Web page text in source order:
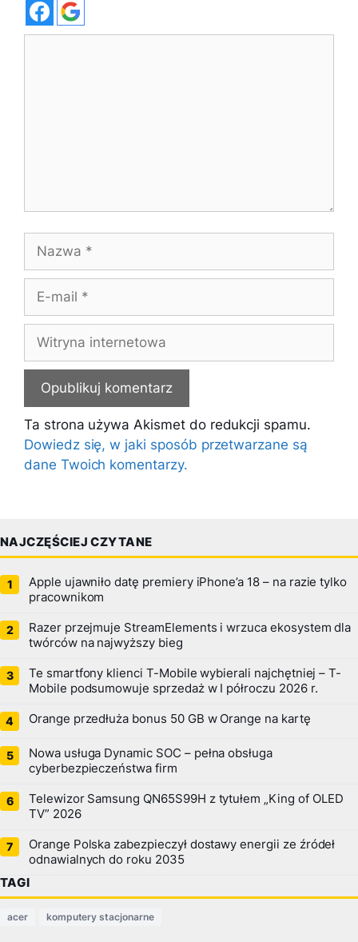
mail
internetowa
Ta strona używa Akismet do redukcji spamu.
Dowiedz się, w jaki sposób przetwarzane są
dane Twoich komentarzy.
NAJCZĘŚCIEJ CZYTANE
Apple ujawniło datę premiery iPhone’a 18 – na razie tylko
pracownikom
Razer przejmuje StreamElements i wrzuca ekosystem dla
twórców na najwyższy bieg
Te smartfony klienci T-Mobile wybierali najchętniej – T-
Mobile podsumowuje sprzedaż w I półroczu 2026 r.
Orange przedłuża bonus 50 GB w Orange na kartę
Nowa usługa Dynamic SOC – pełna obsługa
cyberbezpieczeństwa firm
Telewizor Samsung QN65S99H z tytułem „King of OLED
TV” 2026
Orange Polska zabezpieczył dostawy energii ze źródeł
odnawialnych do roku 2035
TAGI
acer komputery stacjonarne